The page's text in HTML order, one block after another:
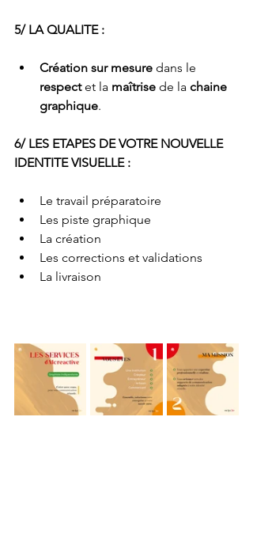
5/ LA QUALITE :
Création sur mesure dans le
respect et la maîtrise de la chaine
graphique.
6/ LES ETAPES DE VOTRE NOUVELLE
IDENTITE VISUELLE :
Le travail préparatoire
Les piste graphique
La création
Les corrections et validations
La livraison